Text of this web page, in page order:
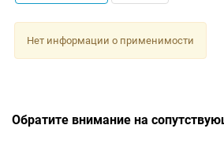
Нет информации о применимости
Обратите внимание на